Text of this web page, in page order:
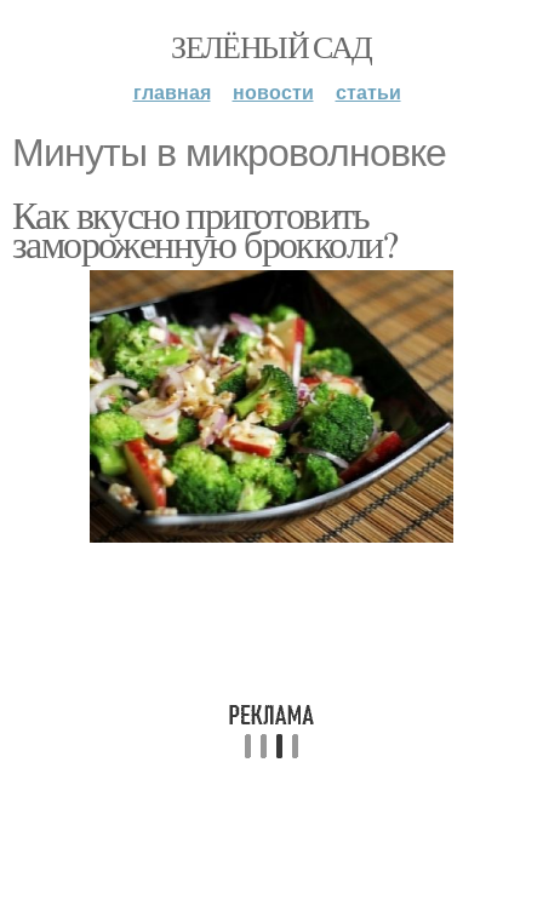
ЗЕЛЁНЫЙ САД
главная новости статьи
Минуты в микроволновке
Как вкусно приготовить
замороженную брокколи?